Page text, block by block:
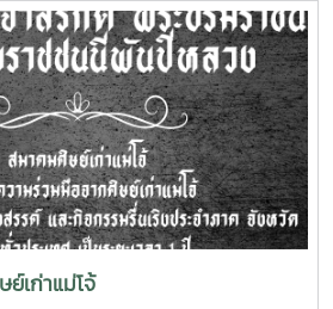
าตามหลักเกณฑ์ของสมาคมฯ เพื่อ
ประพฤติดี สร้างคุณประโยชน์แก่สังคม
มของ “ลูกแม่โจ้” ศิษย์เก่าทั้ง 18 ท่านนี้
ร็จ ความเสียสละ และความทุ่มเทที่สร้าง
ทั้งมวลขอเชิญศิษย์เก่าแม่โจ้ทุกท่านร่วม
ลังใจ แก่รุ่นพี่ทั้ง 18 ท่านได้ในคอมเมนต์
แม่โจ้ดี
เก่าแม่โจ้